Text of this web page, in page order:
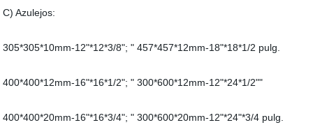
C) Azulejos:
305*305*10mm-12"*12*3/8"; " 457*457*12mm-18"*18*1/2 pulg.
400*400*12mm-16"*16*1/2"; " 300*600*12mm-12"*24*1/2""
400*400*20mm-16"*16*3/4"; " 300*600*20mm-12"*24"*3/4 pulg.